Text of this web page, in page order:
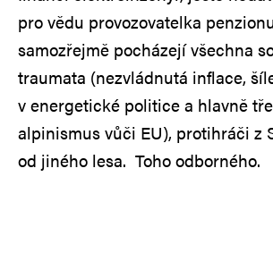
pro vědu provozovatelka
samozřejmě pocházejí všechna
traumata (nezvládnutá inflace,
v energetické politice a hlavně
alpinismus vůči EU), protihráči z
od jiného lesa. Toho odborného.